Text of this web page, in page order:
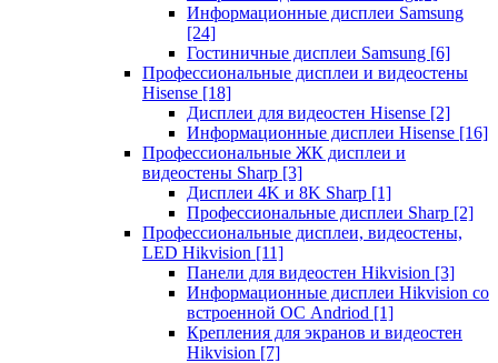
Информационные дисплеи Samsung
[24]
Гостиничные дисплеи Samsung [6]
Профессиональные дисплеи и видеостены
Hisense [18]
Дисплеи для видеостен Hisense [2]
Информационные дисплеи Hisense [16]
Профессиональные ЖК дисплеи и
видеостены Sharp [3]
Дисплеи 4K и 8K Sharp [1]
Профессиональные дисплеи Sharp [2]
Профессиональные дисплеи, видеостены,
LED Hikvision [11]
Панели для видеостен Hikvision [3]
Информационные дисплеи Hikvision со
встроенной ОС Andriod [1]
Крепления для экранов и видеостен
Hikvision [7]